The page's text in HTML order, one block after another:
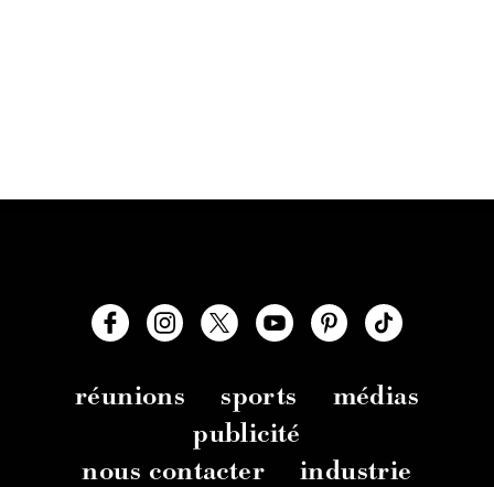
réunions sports
médias
publicité
nous contacter
industrie